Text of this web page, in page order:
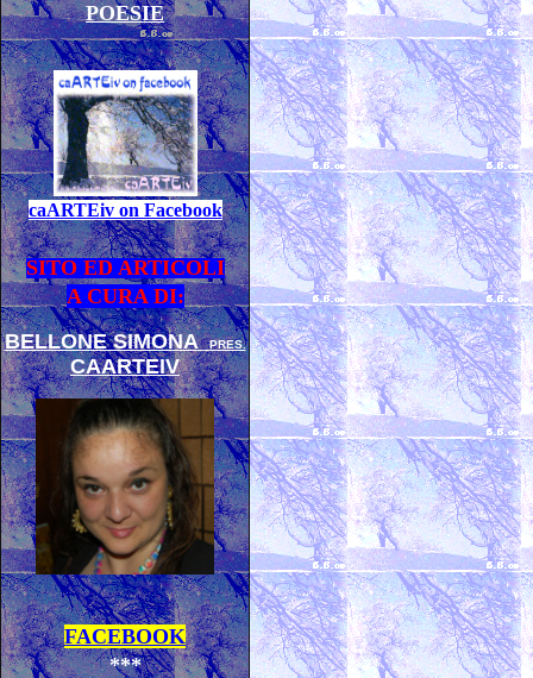
POESIE
caARTEiv on Facebook
SITO ED ARTICOLI
A CURA DI:
BELLONE SIMONA
PRES.
CAARTEIV
FACEBOOK
***